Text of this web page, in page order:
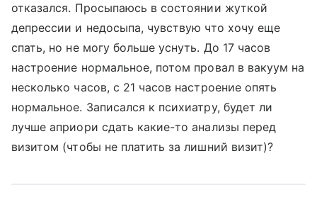
отказался. Просыпаюсь в состоянии жуткой
депрессии и недосыпа, чувствую что хочу еще
спать, но не могу больше уснуть. До 17 часов
настроение нормальное, потом провал в вакуум на
несколько часов, с 21 часов настроение опять
нормальное. Записался к психиатру, будет ли
лучше априори сдать какие-то анализы перед
визитом (чтобы не платить за лишний визит)?